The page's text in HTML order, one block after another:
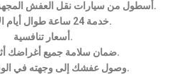
أسطول من سيارات نقل العفش المجهزة بأحدث التقنيات.
خدمة 24 ساعة طوال أيام الأسبوع.
أسعار تنافسية.
ضمان سلامة جميع أغراضك أثناء النقل.
وصول عفشك إلى وجهته في الوقت المحدد.